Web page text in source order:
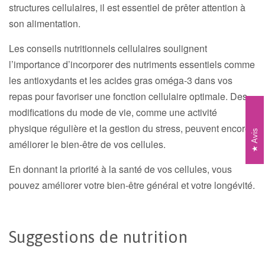
structures cellulaires, il est essentiel de prêter attention à
son alimentation.
Les conseils nutritionnels cellulaires soulignent
l’importance d’incorporer des nutriments essentiels comme
les antioxydants et les acides gras oméga-3 dans vos
repas pour favoriser une fonction cellulaire optimale. Des
modifications du mode de vie, comme une activité
physique régulière et la gestion du stress, peuvent encore
améliorer le bien-être de vos cellules.
En donnant la priorité à la santé de vos cellules, vous
pouvez améliorer votre bien-être général et votre longévité.
Suggestions de nutrition
Avis